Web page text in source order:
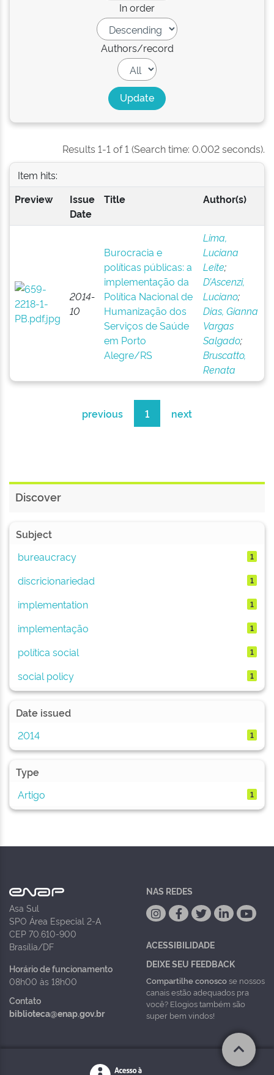
In order
Authors/record
Results 1-1 of 1 (Search time: 0.002 seconds).
Item hits:
Preview
Issue
Date
Title Author(s)
2014-
10
Burocracia e
políticas públicas: a
implementação da
Política Nacional de
Humanização dos
Serviços de Saúde
em Porto
Alegre/RS
Lima,
Luciana
Leite;
D’Ascenzi,
Luciano;
Dias, Gianna
Vargas
Salgado;
Bruscatto,
Renata
previous 1 next
Discover
Subject
bureaucracy
1
discricionariedad 1
implementation 1
implementação 1
política social 1
social policy 1
Date issued
2014
1
Type
Artigo
1
Asa Sul
SPO Área Especial 2-A
CEP 70.610-900
Brasília/DF
Horário de funcionamento
08h00 às 18h00
Contato
biblioteca@enap.gov.br
NAS REDES
ACESSIBILIDADE
DEIXE SEU FEEDBACK
Compartilhe conoscose nossos
canais estão adequados pra
você? Elogios também são
super bem vindos!